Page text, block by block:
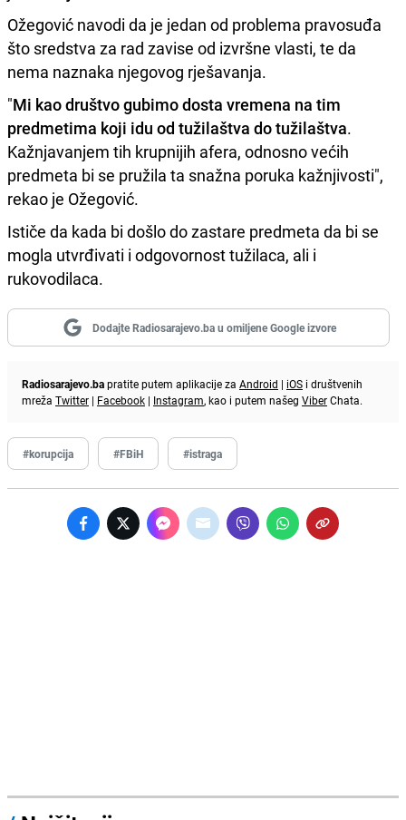
Ožegović navodi da je jedan od problema pravosuđa
što sredstva za rad zavise od izvršne vlasti, te da
nema naznaka njegovog rješavanja.
"Mi kao društvo gubimo dosta vremena na tim
predmetima koji idu od tužilaštva do tužilaštva.
Kažnjavanjem tih krupnijih afera, odnosno većih
predmeta bi se pružila ta snažna poruka kažnjivosti",
rekao je Ožegović.
Ističe da kada bi došlo do zastare predmeta da bi se
mogla utvrđivati i odgovornost tužilaca, ali i
rukovodilaca.
Dodajte Radiosarajevo.ba u omiljene Google izvore
Radiosarajevo.bapratite putem aplikacije za Android | iOS i društvenih
mreža Twitter | Facebook | Instagram, kao i putem našeg ViberChata.
#korupcija #FBiH #istraga